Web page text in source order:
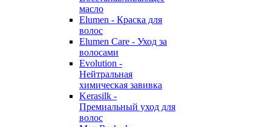
масло
Elumen - Краска для
волос
Elumen Care - Уход за
волосами
Evolution -
Нейтральная
химическая завивка
Kerasilk -
Премиальный уход для
волос